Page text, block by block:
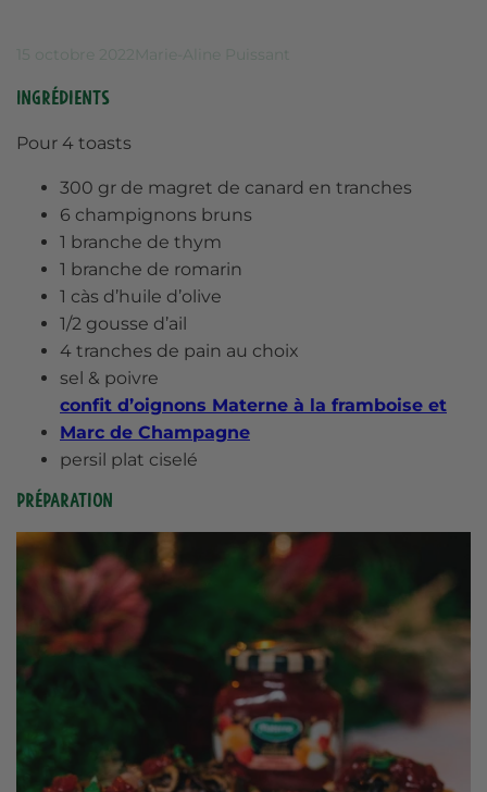
15 octobre 2022 Marie-Aline Puissant
Ingrédients
Pour 4 toasts
300 gr de magret de canard en tranches
6 champignons bruns
1 branche de thym
1 branche de romarin
1 càs d’huile d’olive
1/2 gousse d’ail
4 tranches de pain au choix
sel & poivre
confit d’oignons Materne à la framboise et
Marc de Champagne
persil plat ciselé
Préparation